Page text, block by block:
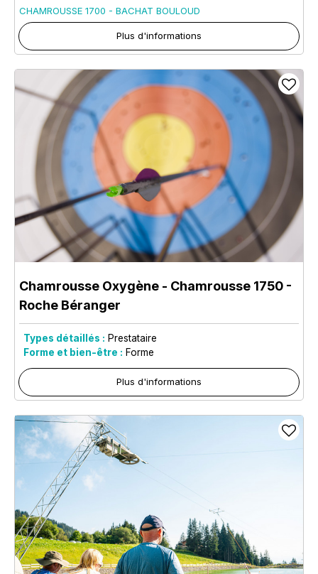
CHAMROUSSE 1700 - BACHAT BOULOUD
Plus d'informations
Chamrousse Oxygène - Chamrousse 1750 -
Roche Béranger
Types détaillés : Prestataire
Forme et bien-être : Forme
Plus d'informations